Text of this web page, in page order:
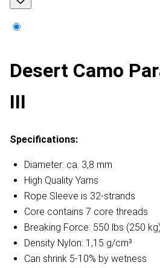
Desert Camo
III
Specifications:
Diameter: ca. 3,8 mm
High Quality Yarns
Rope Sleeve is 32-strands
Core contains 7 core threads
Breaking Force: 550 lbs (250 kg)
Density Nylon: 1,15 g/cm³
Can shrink 5-10% by wetness